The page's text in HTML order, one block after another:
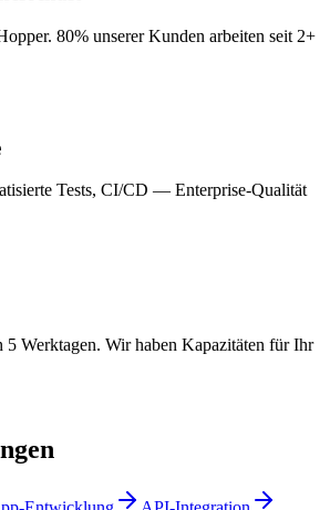
80% unserer Kunden arbeiten seit 2+
Tests, CI/CD — Enterprise-Qualität
Werktagen. Wir haben Kapazitäten für Ihr